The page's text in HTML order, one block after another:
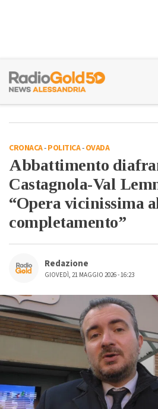
CRONACA-POLITICA-OVADA
Abbattimento
Castagnola-Val
“Opera vicinissima
completamento”
Redazione
GIOVEDÌ, 21 MAGGIO 2026 - 16:23